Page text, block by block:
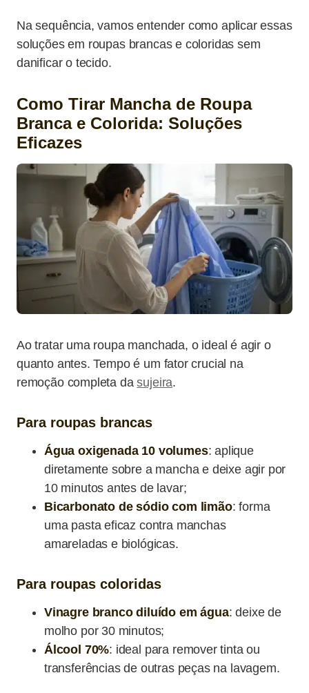
Na sequência, vamos entender como aplicar essas
soluções em roupas brancas e coloridas sem
danificar o tecido.
Como Tirar Mancha de Roupa
Branca e Colorida: Soluções
Eficazes
Ao tratar uma roupa manchada, o ideal é agir o
quanto antes. Tempo é um fator crucial na
remoção completa dasujeira.
Para roupas brancas
Água oxigenada 10 volumes: aplique
diretamente sobre a mancha e deixe agir por
10 minutos antes de lavar;
Bicarbonato de sódio com limão: forma
uma pasta eficaz contra manchas
amareladas e biológicas.
Para roupas coloridas
Vinagre branco diluído em água: deixe de
molho por 30 minutos;
Álcool 70%: ideal para remover tinta ou
transferências de outras peças na lavagem.